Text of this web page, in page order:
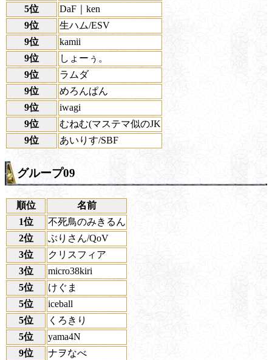
5位
DaF｜ken
9位
生ハム/ESV
9位
kamii
9位
しょーぅ。
9位
ラムダ
9位
めろんぱん
9位
iwagi
9位
むねむ(マステマ似のJK
9位
あいりす/SBF
グループ09
順位
名前
1位
不死鳥のみきるん
2位
ぶりさん/QoV
3位
クリスフィア
3位
micro38kiri
5位
けぐま
5位
iceball
5位
くろきり
5位
yama4N
9位
ナヲなべ